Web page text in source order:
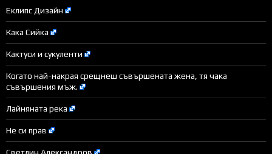
Еклипс Дизайн
Кака Сийка
Кактуси и сукуленти
Когато най-накрая срещнеш съвършената жена, тя чака
съвършения мъж.
Лайняната река
Не си прав